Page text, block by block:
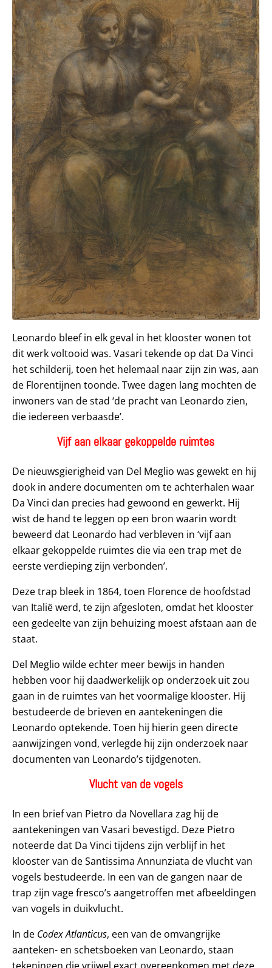
Leonardo bleef in elk geval in het klooster wonen tot
dit werk voltooid was. Vasari tekende op dat Da Vinci
het schilderij, toen het helemaal naar zijn zin was, aan
de Florentijnen toonde. Twee dagen lang mochten de
inwoners van de stad ‘de pracht van Leonardo zien,
die iedereen verbaasde’.
Vijf aan elkaar gekoppelde ruimtes
De nieuwsgierigheid van Del Meglio was gewekt en hij
dook in andere documenten om te achterhalen waar
Da Vinci dan precies had gewoond en gewerkt. Hij
wist de hand te leggen op een bron waarin wordt
beweerd dat Leonardo had verbleven in ‘vijf aan
elkaar gekoppelde ruimtes die via een trap met de
eerste verdieping zijn verbonden’.
Deze trap bleek in 1864, toen Florence de hoofdstad
van Italië werd, te zijn afgesloten, omdat het klooster
een gedeelte van zijn behuizing moest afstaan aan de
staat.
Del Meglio wilde echter meer bewijs in handen
hebben voor hij daadwerkelijk op onderzoek uit zou
gaan in de ruimtes van het voormalige klooster. Hij
bestudeerde de brieven en aantekeningen die
Leonardo optekende. Toen hij hierin geen directe
aanwijzingen vond, verlegde hij zijn onderzoek naar
documenten van Leonardo’s tijdgenoten.
Vlucht van de vogels
In een brief van Pietro da Novellara zag hij de
aantekeningen van Vasari bevestigd. Deze Pietro
noteerde dat Da Vinci tijdens zijn verblijf in het
klooster van de Santissima Annunziata de vlucht van
vogels bestudeerde. In een van de gangen naar de
trap zijn vage fresco’s aangetroffen met afbeeldingen
van vogels in duikvlucht.
In de Codex Atlanticus, een van de omvangrijke
aanteken- en schetsboeken van Leonardo, staan